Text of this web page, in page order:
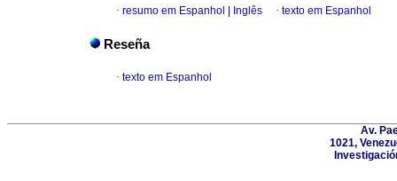
· resumo em Espanhol Inglês · texto em Espanhol
Reseña
· texto em Espanhol
Av.
1021,